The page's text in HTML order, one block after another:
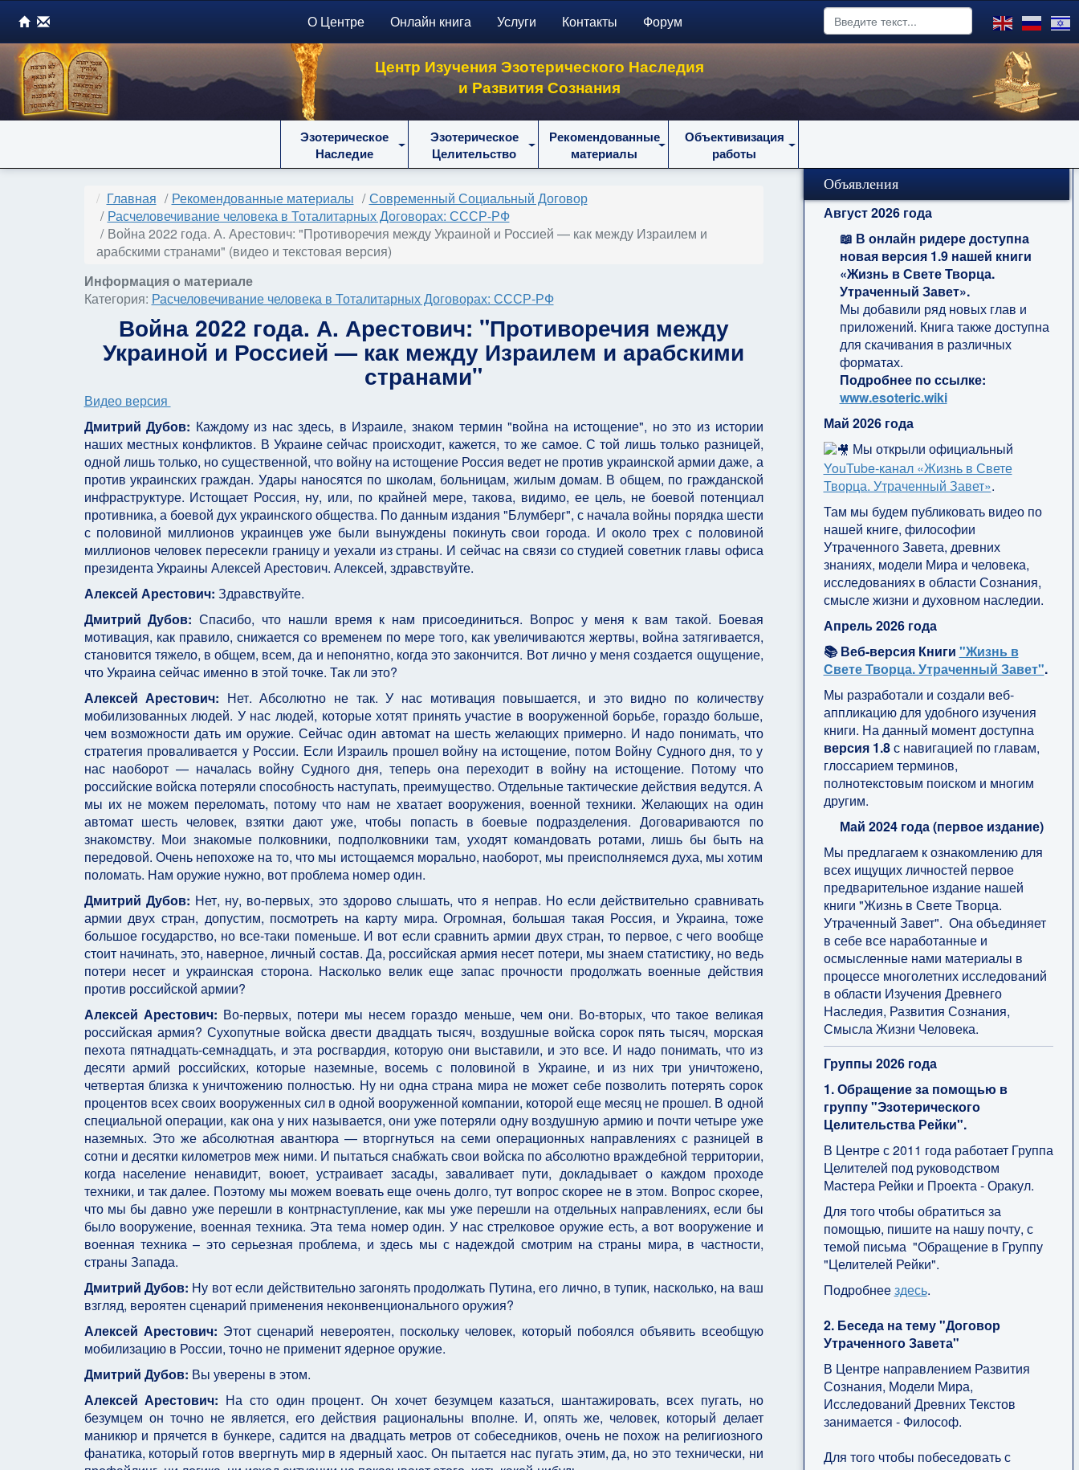
О Центре Онлайн книга Услуги Контакты Форум
Центр Изучения Эзотерического Наследия
и Развития Сознания
Эзотерическое
Наследие
Эзотерическое
Целительство
Рекомендованные
материалы
Объективизация
работы
Главная Рекомендованные материалы
Современный Социальный Договор
Расчеловечивание человека в Тоталитарных Договорах: СССР-РФ
Война 2022 года. А. Арестович: "Противоречия между Украиной и Россией — как между Израилем и
арабскими странами" (видео и текстовая версия)
Информация о материале
Категория: Расчеловечивание человека в Тоталитарных Договорах: СССР-РФ
Война 2022 года. А. Арестович: "Противоречия между
Украиной и Россией — как между Израилем и арабскими
странами"
Видео версия
Дмитрий Дубов: Каждому из нас здесь, в Израиле, знаком термин "война на истощение", но это из истории
наших местных конфликтов. В Украине сейчас происходит, кажется, то же самое. С той лишь только разницей,
одной лишь только, но существенной, что войну на истощение Россия ведет не против украинской армии даже, а
против украинских граждан. Удары наносятся по школам, больницам, жилым домам. В общем, по гражданской
инфраструктуре. Истощает Россия, ну, или, по крайней мере, такова, видимо, ее цель, не боевой потенциал
противника, а боевой дух украинского общества. По данным издания "Блумберг", с начала войны порядка шести
с половиной миллионов украинцев уже были вынуждены покинуть свои города. И около трех с половиной
миллионов человек пересекли границу и уехали из страны. И сейчас на связи со студией советник главы офиса
президента Украины Алексей Арестович. Алексей, здравствуйте.
Алексей Арестович: Здравствуйте.
Дмитрий Дубов: Спасибо, что нашли время к нам присоединиться. Вопрос у меня к вам такой. Боевая
мотивация, как правило, снижается со временем по мере того, как увеличиваются жертвы, война затягивается,
становится тяжело, в общем, всем, да и непонятно, когда это закончится. Вот лично у меня создается ощущение,
что Украина сейчас именно в этой точке. Так ли это?
Алексей Арестович: Нет. Абсолютно не так. У нас мотивация повышается, и это видно по количеству
мобилизованных людей. У нас людей, которые хотят принять участие в вооруженной борьбе, гораздо больше,
чем возможности дать им оружие. Сейчас один автомат на шесть желающих примерно. И надо понимать, что
стратегия проваливается у России. Если Израиль прошел войну на истощение, потом Войну Судного дня, то у
нас наоборот — началась войну Судного дня, теперь она переходит в войну на истощение. Потому что
российские войска потеряли способность наступать, преимущество. Отдельные тактические действия ведутся. А
мы их не можем переломать, потому что нам не хватает вооружения, военной техники. Желающих на один
автомат шесть человек, взятки дают уже, чтобы попасть в боевые подразделения. Договариваются по
знакомству. Мои знакомые полковники, подполковники там, уходят командовать ротами, лишь бы быть на
передовой. Очень непохоже на то, что мы истощаемся морально, наоборот, мы преисполняемся духа, мы хотим
поломать. Нам оружие нужно, вот проблема номер один.
Дмитрий Дубов: Нет, ну, во-первых, это здорово слышать, что я неправ. Но если действительно сравнивать
армии двух стран, допустим, посмотреть на карту мира. Огромная, большая такая Россия, и Украина, тоже
большое государство, но все-таки поменьше. И вот если сравнить армии двух стран, то первое, с чего вообще
стоит начинать, это, наверное, личный состав. Да, российская армия несет потери, мы знаем статистику, но ведь
потери несет и украинская сторона. Насколько велик еще запас прочности продолжать военные действия
против российской армии?
Алексей Арестович: Во-первых, потери мы несем гораздо меньше, чем они. Во-вторых, что такое великая
российская армия? Сухопутные войска двести двадцать тысяч, воздушные войска сорок пять тысяч, морская
пехота пятнадцать-семнадцать, и эта росгвардия, которую они выставили, и это все. И надо понимать, что из
десяти армий российских, которые наземные, восемь с половиной в Украине, и из них три уничтожено,
четвертая близка к уничтожению полностью. Ну ни одна страна мира не может себе позволить потерять сорок
процентов всех своих вооруженных сил в одной вооруженной компании, которой еще месяц не прошел. В одной
специальной операции, как она у них называется, они уже потеряли одну воздушную армию и почти четыре уже
наземных. Это же абсолютная авантюра — вторгнуться на семи операционных направлениях с разницей в
сотни и десятки километров меж ними. И пытаться снабжать свои войска по абсолютно враждебной территории,
когда население ненавидит, воюет, устраивает засады, заваливает пути, докладывает о каждом проходе
техники, и так далее. Поэтому мы можем воевать еще очень долго, тут вопрос скорее не в этом. Вопрос скорее,
что мы бы давно уже перешли в контрнаступление, как мы уже перешли на отдельных направлениях, если бы
было вооружение, военная техника. Эта тема номер один. У нас стрелковое оружие есть, а вот вооружение и
военная техника – это серьезная проблема, и здесь мы с надеждой смотрим на страны мира, в частности,
страны Запада.
Дмитрий Дубов: Ну вот если действительно загонять продолжать Путина, его лично, в тупик, насколько, на ваш
взгляд, вероятен сценарий применения неконвенционального оружия?
Алексей Арестович: Этот сценарий невероятен, поскольку человек, который побоялся объявить всеобщую
мобилизацию в России, точно не применит ядерное оружие.
Дмитрий Дубов: Вы уверены в этом.
Алексей Арестович: На сто один процент. Он хочет безумцем казаться, шантажировать, всех пугать, но
безумцем он точно не является, его действия рациональны вполне. И, опять же, человек, который делает
маникюр и прячется в бункере, садится на двадцать метров от собеседников, очень не похож на религиозного
фанатика, который готов ввергнуть мир в ядерный хаос. Он пытается нас пугать этим, да, но это технически, ни
Объявления
Август 2026 года
📖 В онлайн ридере доступна
новая версия 1.9 нашей книги
«Жизнь в Свете Творца.
Утраченный Завет».
Мы добавили ряд новых глав и
приложений. Книга также доступна
для скачивания в различных
форматах.
Подробнее по ссылке:
www.esoteric.wiki
Май 2026 года
Мы открыли официальный
YouTube‑канал «Жизнь в Свете
Творца. Утраченный Завет».
Там мы будем публиковать видео по
нашей книге, философии
Утраченного Завета, древних
знаниях, модели Мира и человека,
исследованиях в области Сознания,
смысле жизни и духовном наследии.
Апрель 2026 года
📚 Веб-версия Книги "Жизнь в
Свете Творца. Утраченный Завет".
Мы разработали и создали веб-
аппликацию для удобного изучения
книги. На данный момент доступна
версия 1.8с навигацией по главам,
глоссарием терминов,
полнотекстовым поиском и многим
другим.
Май 2024 года (первое издание)
Мы предлагаем к ознакомлению для
всех ищущих личностей первое
предварительное издание нашей
книги "Жизнь в Свете Творца.
Утраченный Завет". Она объединяет
в себе все наработанные и
осмысленные нами материалы в
процессе многолетних исследований
в области Изучения Древнего
Наследия, Развития Сознания,
Смысла Жизни Человека.
Группы 2026 года
1. Обращение за помощью в
группу "Эзотерического
Целительства Рейки".
В Центре с 2011 года работает Группа
Целителей под руководством
Мастера Рейки и Проекта - Оракул.
Для того чтобы обратиться за
помощью, пишите на нашу почту, с
темой письма "Обращение в Группу
"Целителей Рейки".
Подробнеездесь.
2. Беседа на тему "Договор
Утраченного Завета"
В Центре направлением Развития
Сознания, Модели Мира,
Исследований Древних Текстов
занимается - Философ.
Для того чтобы побеседовать с